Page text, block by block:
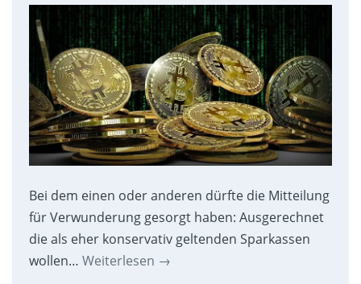
Bei dem einen oder anderen dürfte die Mitteilung
für Verwunderung gesorgt haben: Ausgerechnet
die als eher konservativ geltenden Sparkassen
wollen… Weiterlesen →